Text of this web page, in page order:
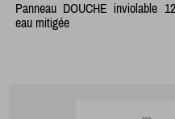
Panneau DOUCHE inviolable
eau mitigée